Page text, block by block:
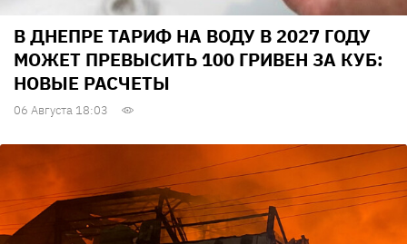
В ДНЕПРЕ ТАРИФ НА ВОДУ В 2027 ГОДУ
МОЖЕТ ПРЕВЫСИТЬ 100 ГРИВЕН ЗА КУБ:
НОВЫЕ РАСЧЕТЫ
06 Августа 18:03